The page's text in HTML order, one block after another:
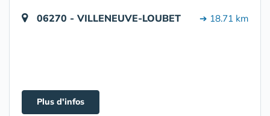
06270 - VILLENEUVE-LOUBET ➔ 18.71 km
Plus d'infos